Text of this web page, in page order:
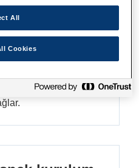
26 dB düşük gürültü
için sessiz ve
All
Cookies